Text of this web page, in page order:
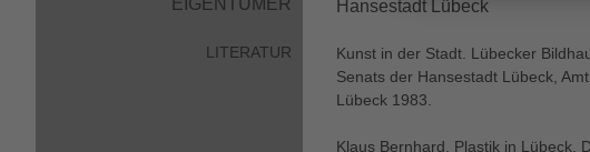
Hansestadt Lübeck
LITERATUR
Kunst in der Stadt. Lübecker
Senats der Hansestadt Lübeck,
Lübeck 1983.
Klaus Bernhard, Plastik in Lübeck.